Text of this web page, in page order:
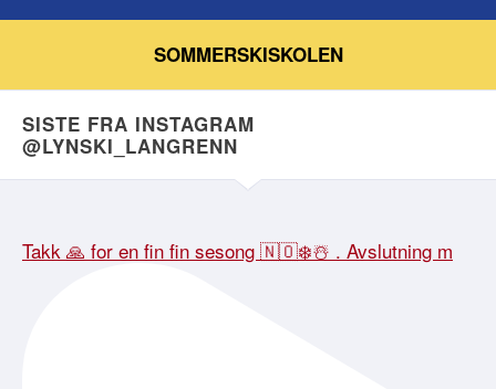
SOMMERSKISKOLEN
SISTE FRA INSTAGRAM
@LYNSKI_LANGRENN
Takk 🙏 for en fin fin sesong 🇳🇴❄️☃️ . Avslutning m